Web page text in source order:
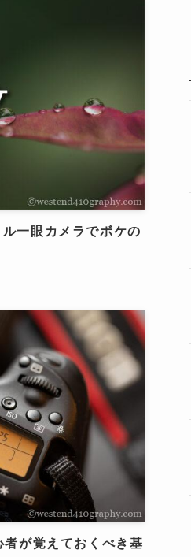
一眼カメラでボケの
が覚えておくべき基